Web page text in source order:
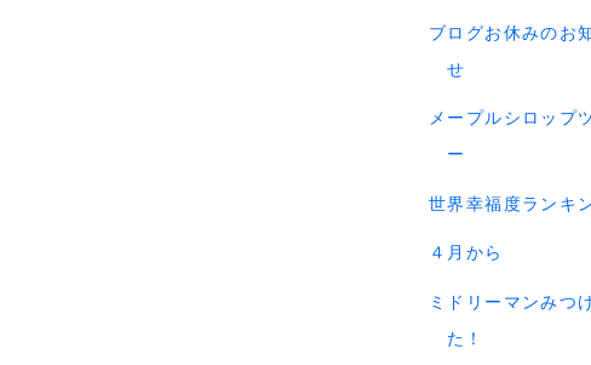
ブログお休みのお
せ
メープルシロップ
ー
世界幸福度ランキ
４月から
ミドリーマンみつ
た！